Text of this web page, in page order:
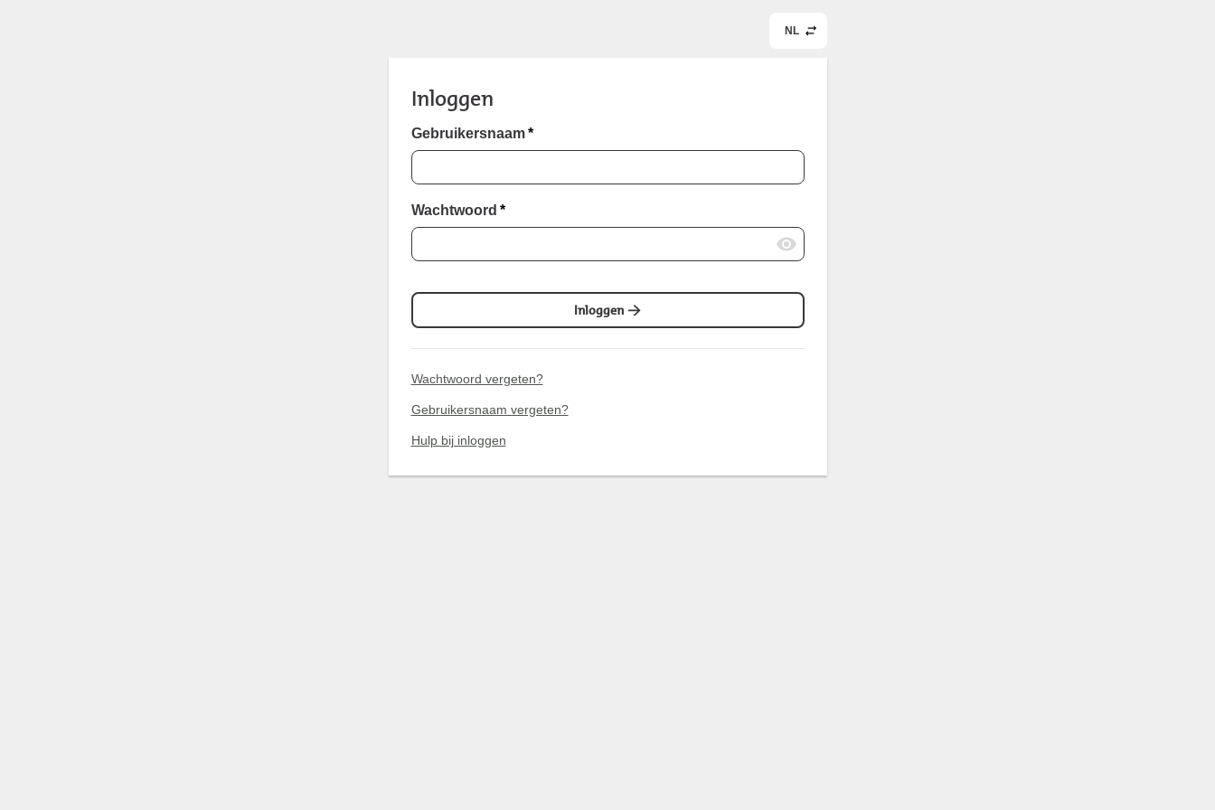
NL
Inloggen
Gebruikersnaam *
Wachtwoord *
Inloggen
Wachtwoord vergeten?
Gebruikersnaam vergeten?
Hulp bij inloggen